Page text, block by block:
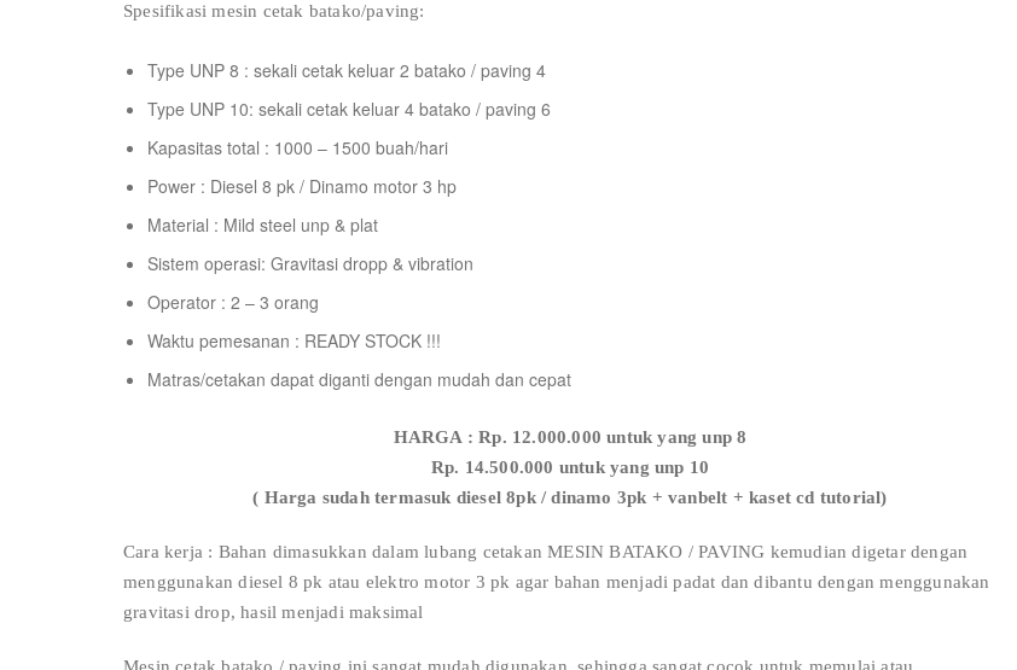
Spesifikasi mesin cetak batako/paving:
Type UNP 8 : sekali cetak keluar 2 batako / paving 4
Type UNP 10: sekali cetak keluar 4 batako / paving 6
Kapasitas total : 1000 – 1500 buah/hari
Power : Diesel 8 pk / Dinamo motor 3 hp
Material : Mild steel unp & plat
Sistem operasi: Gravitasi dropp & vibration
Operator : 2 – 3 orang
Waktu pemesanan : READY STOCK !!!
Matras/cetakan dapat diganti dengan mudah dan cepat
HARGA : Rp. 12.000.000 untuk yang unp 8
Rp. 14.500.000 untuk yang unp 10
( Harga sudah termasuk diesel 8pk / dinamo 3pk + vanbelt + kaset cd tutorial)
Cara kerja : Bahan dimasukkan dalam lubang cetakan MESIN BATAKO / PAVING kemudian digetar dengan
menggunakan diesel 8 pk atau elektro motor 3 pk agar bahan menjadi padat dan dibantu dengan menggunakan
gravitasi drop, hasil menjadi maksimal